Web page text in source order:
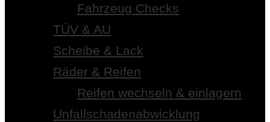
Fahrzeug Checks
TÜV & AU
Scheibe & Lack
Räder & Reifen
Reifen wechseln & einlagern
Unfallschadenabwicklung